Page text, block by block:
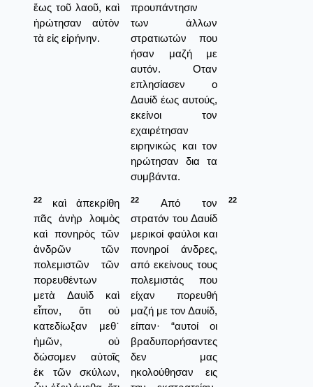
ἕως τοῦ λαοῦ, καὶ
ἠρώτησαν αὐτὸν
τὰ εἰς εἰρήνην.
προυπάντησιν
των άλλων
στρατιωτών που
ήσαν μαζή με
αυτόν. Οταν
επλησίασεν ο
Δαυίδ έως αυτούς,
εκείνοι τον
εχαιρέτησαν
ειρηνικώς και τον
ηρώτησαν δια τα
συμβάντα.
22
καὶ ἀπεκρίθη
πᾶς ἀνὴρ λοιμὸς
καὶ πονηρὸς τῶν
ἀνδρῶν τῶν
πολεμιστῶν τῶν
πορευθέντων
μετὰ Δαυὶδ καὶ
εἶπον, ὅτι οὐ
κατεδίωξαν μεθ᾿
ἡμῶν, οὐ
δώσομεν αὐτοῖς
ἐκ τῶν σκύλων,
22
Από τον
στρατόν του Δαυίδ
μερικοί φαύλοι και
πονηροί άνδρες,
από εκείνους τους
πολεμιστάς που
είχαν πορευθή
μαζή με τον Δαυίδ,
είπαν· “αυτοί οι
βραδυπορήσαντες
δεν μας
ηκολούθησαν εις
22